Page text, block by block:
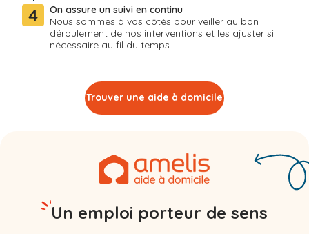
4
On assure un suivi en continu
Nous sommes à vos côtés pour veiller au bon
déroulement de nos interventions et les ajuster si
nécessaire au fil du temps.
Trouver une aide à domicile
Un emploi porteur de sens